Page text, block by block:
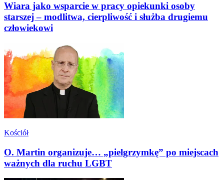
Wiara jako wsparcie w pracy opiekunki osoby
starszej – modlitwa, cierpliwość i służba drugiemu
człowiekowi
Kościół
O. Martin organizuje… „pielgrzymkę” po miejscach
ważnych dla ruchu LGBT